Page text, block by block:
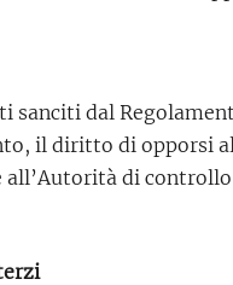
dal
il diritto di opporsi
di